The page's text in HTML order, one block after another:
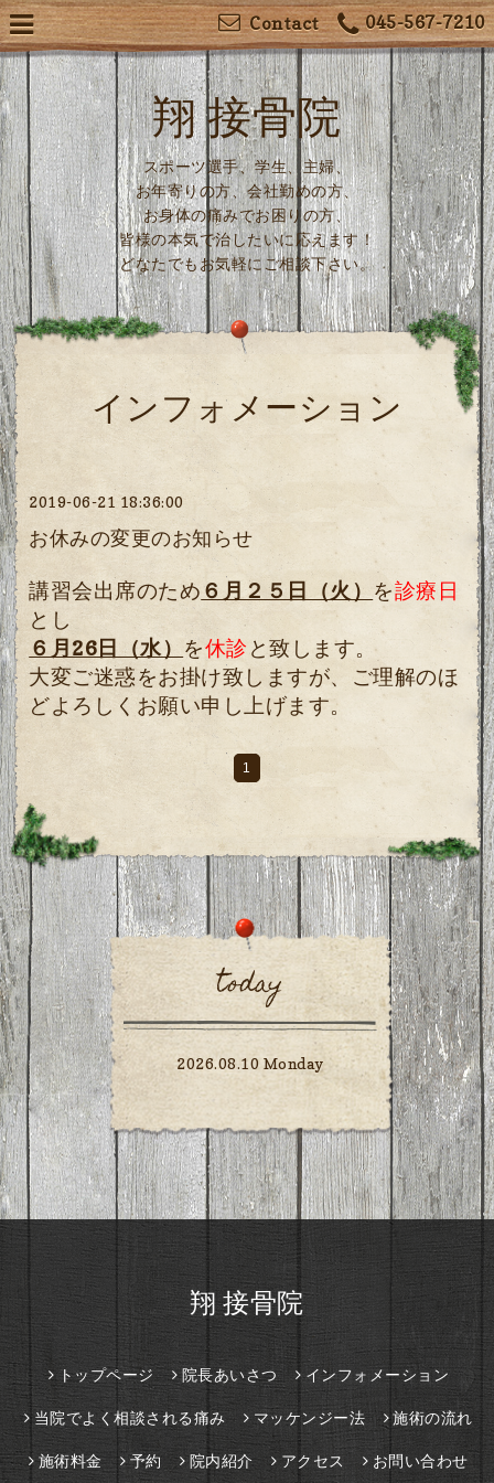
045-567-7210
Contact
翔 接骨院
スポーツ選手、学生、主婦、
お年寄りの方、会社勤めの方、
お身体の痛みでお困りの方、
皆様の本気で治したいに応えます！
どなたでもお気軽にご相談下さい。
インフォメーション
2019-06-21 18:36:00
お休みの変更のお知らせ
講習会出席のため６月２５日（火） を診療日
とし
６月26日（水） を休診 と致します。
大変ご迷惑をお掛け致しますが、ご理解のほ
どよろしくお願い申し上げます。
1
today
2026.08.10 Monday
翔 接骨院
トップページ 院長あいさつ インフォメーション
当院でよく相談される痛み マッケンジー法 施術の流れ
施術料金 予約 院内紹介 アクセス お問い合わせ